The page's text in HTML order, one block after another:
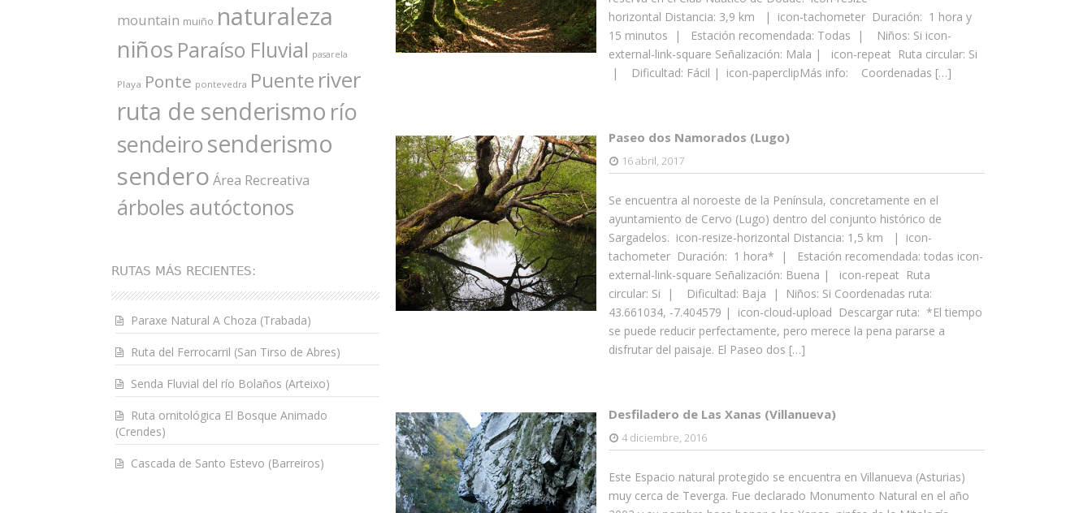
horizontal Distancia: 3,9 km | icon-tachometer Duración: 1 hora y
15 minutos | Estación recomendada: Todas | Niños: Si icon-
external-link-square Señalización: Mala | icon-repeat Ruta circular: Si
| Dificultad: Fácil | icon-paperclipMás info: Coordenadas […]
Paseo dos Namorados (Lugo)
16 abril, 2017
Se encuentra al noroeste de la Península, concretamente en el
ayuntamiento de Cervo (Lugo) dentro del conjunto histórico de
Sargadelos. icon-resize-horizontal Distancia: 1,5 km | icon-
tachometer Duración: 1 hora* | Estación recomendada: todas icon-
external-link-square Señalización: Buena | icon-repeat Ruta
circular: Si | Dificultad: Baja | Niños: Si Coordenadas ruta:
43.661034, -7.404579 | icon-cloud-upload Descargar ruta: *El tiempo
se puede reducir perfectamente, pero merece la pena pararse a
disfrutar del paisaje. El Paseo dos […]
Desfiladero de Las Xanas (Villanueva)
4 diciembre, 2016
Este Espacio natural protegido se encuentra en Villanueva (Asturias)
muy cerca de Teverga. Fue declarado Monumento Natural en el año
mountain muiño naturaleza
niños Paraíso Fluvial pasarela
Playa Ponte pontevedra Puente river
ruta de senderismo río
sendeirosenderismo
sendero Área Recreativa
árboles autóctonos
RUTAS MÁS RECIENTES:
Paraxe Natural A Choza (Trabada)
Ruta del Ferrocarril (San Tirso de Abres)
Senda Fluvial del río Bolaños (Arteixo)
Ruta ornitológica El Bosque Animado
(Crendes)
Cascada de Santo Estevo (Barreiros)